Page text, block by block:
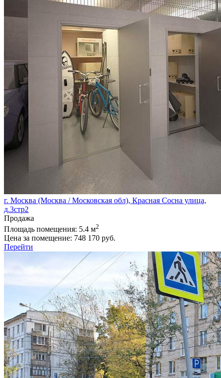
г. Москва (Москва / Московская обл), Красная Сосна улица,
д.3стр2
Продажа
Площадь помещения: 5.4 м2
Цена за помещение: 748 170 руб.
Перейти